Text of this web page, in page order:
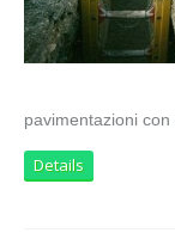
pavimentazioni
Details